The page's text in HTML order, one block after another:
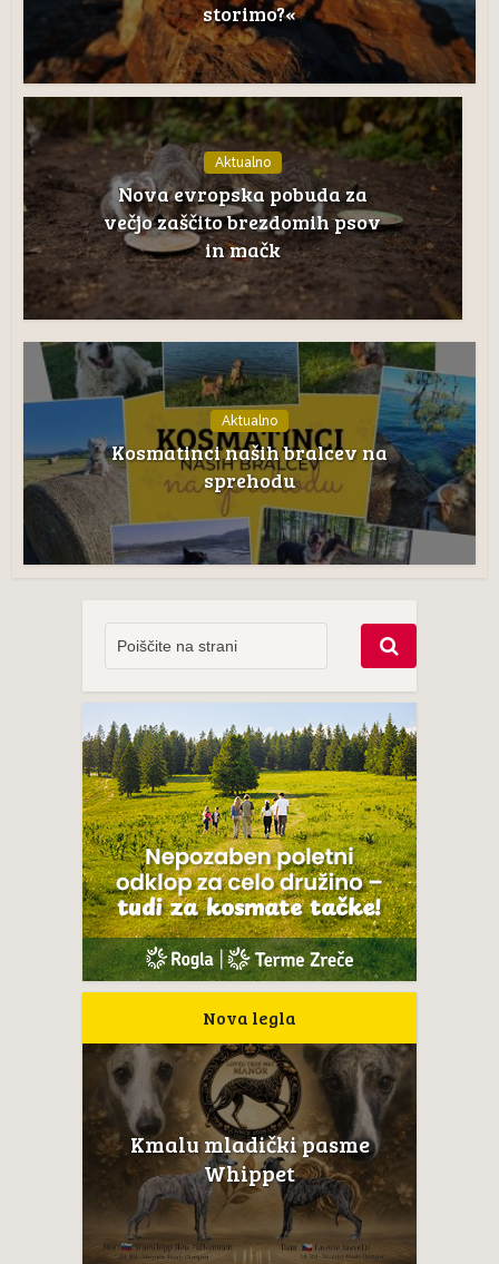
storimo?«
Aktualno
Nova evropska pobuda za
večjo zaščito brezdomih psov
in mačk
Aktualno
Kosmatinci naših bralcev na
sprehodu
Nova legla
Kmalu mladički pasme
Whippet